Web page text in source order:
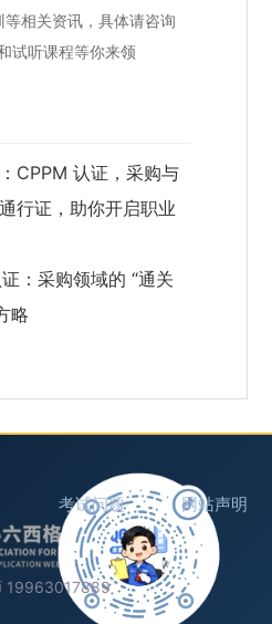
相关资讯，具体请咨询
试听课程等你来领
CPPM 认证，采购与
行证，助你开启职业
：采购领域的 “通关
略
考试问题 网站声明
19963017889